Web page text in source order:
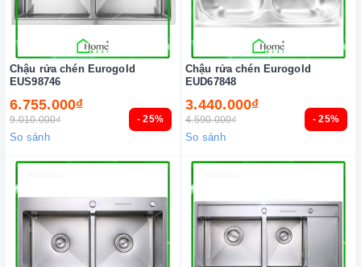
- 25%
Chậu rửa chén Eurogold
EUS98746
6.755.000₫
9.010.000₫
So sánh
- 25%
Chậu rửa chén Eurogold
EUD67848
3.440.000₫
4.590.000₫
So sánh